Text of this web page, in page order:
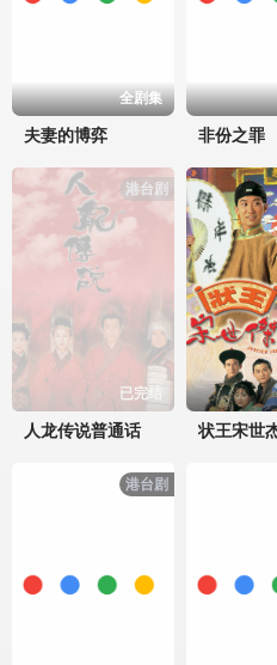
全剧集
夫妻的博弈 非份之罪
港台剧
已完结
人龙传说普通话
港台剧